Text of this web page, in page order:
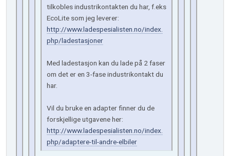
tilkobles industrikontakten du har, f.eks
EcoLite som jeg leverer:
http://www.ladespesialisten.no/index.
php/ladestasjoner
Med ladestasjon kan du lade på 2 faser
om det er en 3-fase industrikontakt du
har.
Vil du bruke en adapter finner du de
forskjellige utgavene her:
http://www.ladespesialisten.no/index.
php/adaptere-til-andre-elbiler